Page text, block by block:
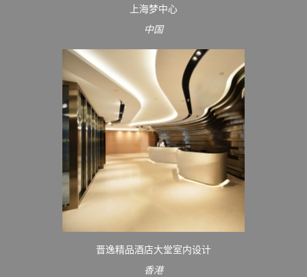
上海梦中心
中国
晋逸精品酒店大堂室内设计
香港